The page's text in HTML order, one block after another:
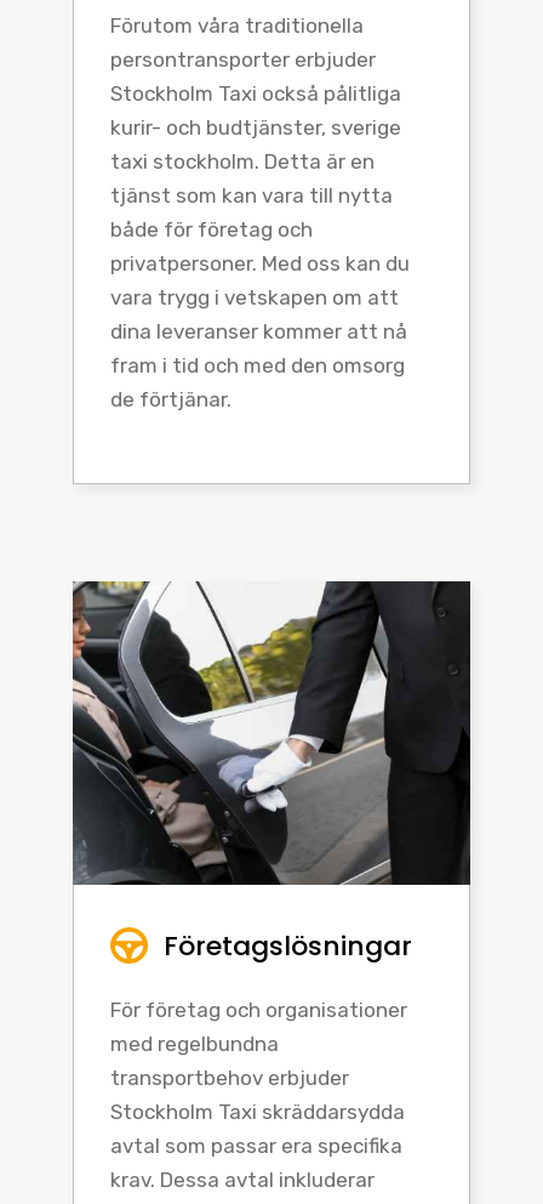
Förutom våra traditionella
persontransporter erbjuder
Stockholm Taxi också pålitliga
kurir- och budtjänster, sverige
taxi stockholm. Detta är en
tjänst som kan vara till nytta
både för företag och
privatpersoner. Med oss kan du
vara trygg i vetskapen om att
dina leveranser kommer att nå
fram i tid och med den omsorg
de förtjänar.
Företagslösningar
För företag och organisationer
med regelbundna
transportbehov erbjuder
Stockholm Taxi skräddarsydda
avtal som passar era specifika
krav. Dessa avtal inkluderar